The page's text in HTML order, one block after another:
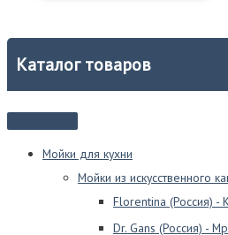
Каталог товаров
Мойки для кухни
Мойки из искусственного
Florentina (Россия) -
Dr. Gans (Россия) -